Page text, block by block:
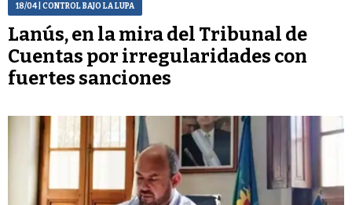
18/04| CONTROL BAJO LA LUPA
Lanús, en la mira del Tribunal de
Cuentas por irregularidades con
fuertes sanciones